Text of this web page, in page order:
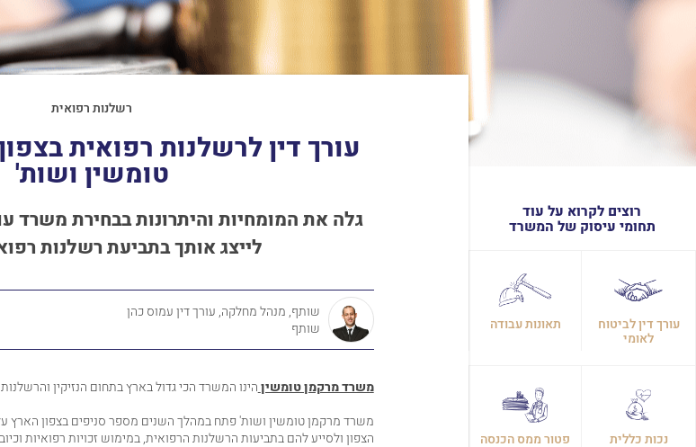
רוצים לקרוא על עוד
תחומי עיסוק של המשרד
עורך דין לביטוח
לאומי
תאונות עבודה
נכות כללית פטור ממס הכנסה
רשלנות רפואית
עורך דין לרשלנות רפואית
טומשין ושות'
גלהאתהמומחיותוהיתרונותבבחירתמשרד
לייצגאותךבתביעתרשלנות
שותף, מנהל מחלקה, עורך דין עמוס כהן
שותף
משרד מרקמן טומשיןהינו המשרד הכי גדול בארץ בתחום הנזיקין
משרד מרקמן טומשין ושות' פתח במהלך השנים מספר סניפים בצפון הארץ
הצפון ולסייע להם בתביעות הרשלנות הרפואית, במימוש זכויות רפואיות